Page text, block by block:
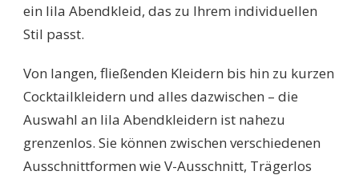
ein lila Abendkleid, das zu Ihrem individuellen
Stil passt.
Von langen, fließenden Kleidern bis hin zu kurzen
Cocktailkleidern und alles dazwischen – die
Auswahl an lila Abendkleidern ist nahezu
grenzenlos. Sie können zwischen verschiedenen
Ausschnittformen wie V-Ausschnitt, Trägerlos